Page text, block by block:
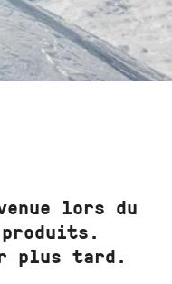
lors du
produits.
plus tard.